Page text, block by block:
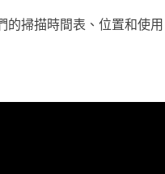
的掃描時間表、位置和使用